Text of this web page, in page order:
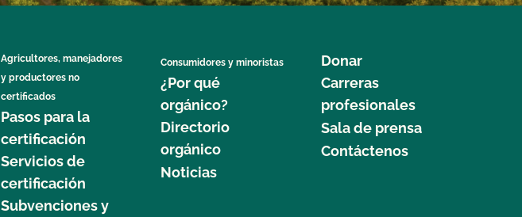
Agricultores, manejadores
y productores no
certificados
Pasos para la
certificación
Servicios de
certificación
Subvenciones y
Consumidores y minoristas
¿Por qué
orgánico?
Directorio
orgánico
Noticias
Donar
Carreras
profesionales
Sala de prensa
Contáctenos